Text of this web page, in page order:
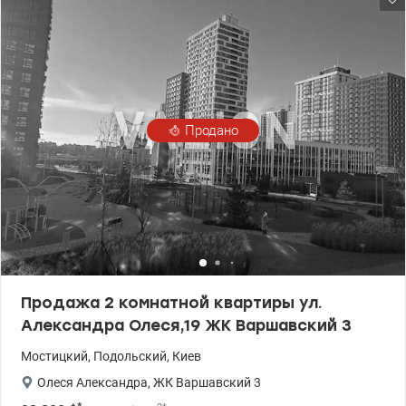
монолитно-каркасный • Дом заселён • Парадное оснащено
двумя лифтами: пассажирский и грузовой Инфраструктура и
расположение: • Рядом школа, детский сад, супермаркет, парк,
развлекательные заведения • Метро в пешей доступности
(строится) • Удобная транспортная развязка
Продано
Продажа 2 комнатной квартиры ул.
Александра Олеся,19 ЖК Варшавский 3
Мостицкий, Подольский, Киев
Олеся Александра, ЖК Варшавский 3